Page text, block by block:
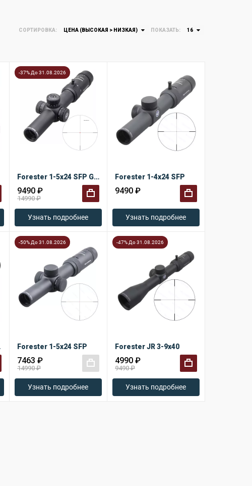
СОРТИРОВКА: ЦЕНА (ВЫСОКАЯ > НИЗКАЯ) ПОКАЗАТЬ: 16
-37% До 31.08.2026
Forester 1-5x24 SFP GenII
9490 ₽
14990 ₽
Узнать подробнее
Forester 1-4x24 SFP
9490 ₽
Узнать подробнее
-50% До 31.08.2026
Forester 1-5x24 SFP
7463 ₽
14990 ₽
Узнать подробнее
-47% До 31.08.2026
Forester JR 3-9x40
4990 ₽
9490 ₽
Узнать подробнее